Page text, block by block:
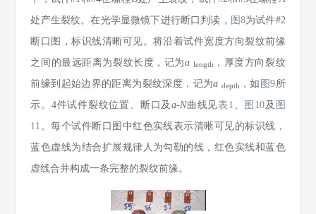
处产生裂纹。在光学显微镜下进行断口判读， 图8为试件#2
断口图，标识线清晰可见。将沿着试件宽度方向裂纹前缘
之间的最远距离为裂纹长度，记为a length
，厚度方向裂纹
前缘到起始边界的距离为裂纹深度，记为a depth ，如 图9所
示。4件试件裂纹位置、断口及a-N曲线见表1 图10及 图
11 。每个试件断口图中红色实线表示清晰可见的标识线，
蓝色虚线为结合扩展规律人为勾勒的线，红色实线和蓝色
虚线合并构成一条完整的裂纹前缘。